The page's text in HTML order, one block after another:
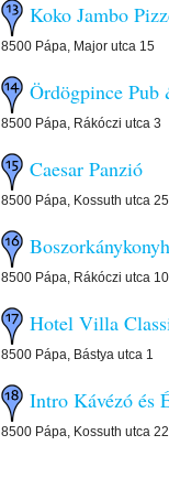
Koko Jambo
8500 Pápa, Major utca 15
Ördögpince
8500 Pápa, Rákóczi utca 3
Caesar Panzió
8500 Pápa, Kossuth utca 25
8500 Pápa, Rákóczi utca 10
Hotel Villa
8500 Pápa, Bástya utca 1
Intro Kávézó
8500 Pápa, Kossuth utca 22